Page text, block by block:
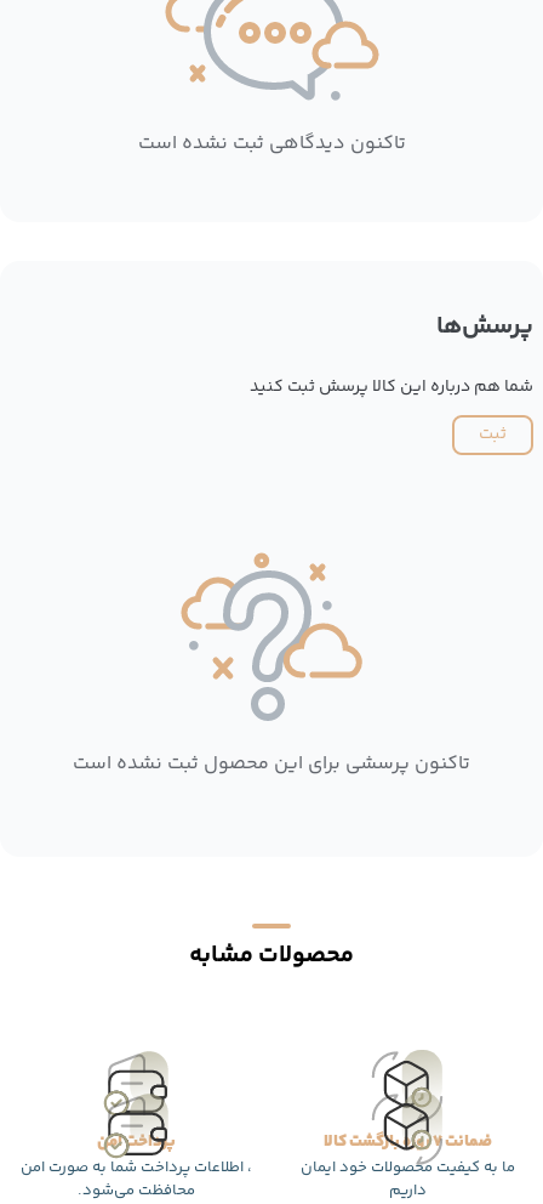
تاکنون دیدگاهی ثبت نشده است
پرسش‌ها
شما هم درباره این کالا پرسش ثبت کنید
ثبت
تاکنون پرسشی برای این محصول ثبت نشده است
محصولات مشابه
ضمانت 7 روزه بازگشت کالا
ما به کیفیت محصولات خود ایمان
داریم
پرداخت امن
، اطلاعات پرداخت شما به صورت امن
محافظت می‌شود.